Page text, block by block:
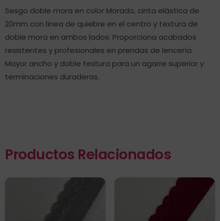
Sesgo doble mora en color Morado, cinta elástica de
20mm con línea de quiebre en el centro y textura de
doble mora en ambos lados. Proporciona acabados
resistentes y profesionales en prendas de lencería.
Mayor ancho y doble textura para un agarre superior y
terminaciones duraderas.
Productos Relacionados